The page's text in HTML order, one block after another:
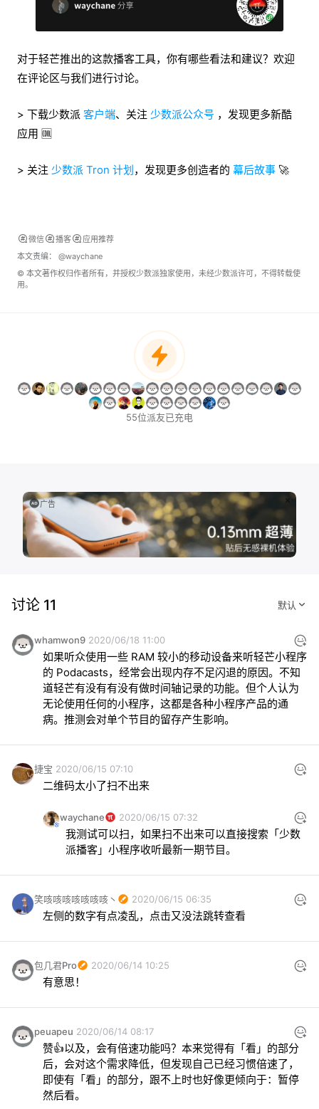
对于轻芒推出的这款播客工具，你有哪些看法和建议？欢迎
在评论区与我们进行讨论。
> 下载少数派 客户端、关注 少数派公众号 ，发现更多新酷
应用 🆒
> 关注 少数派 Tron 计划 ，发现更多创造者的 幕后故事 🚀
微信 播客
应用推荐
本文责编： @waychane
© 本文著作权归作者所有，并授权少数派独家使用，未经少数派许可，不得转载使
用。
55位派友已充电
广告
讨论 11
whamwon9 2020/06/18 11:00
如果听众使用一些 RAM 较小的移动设备来听轻芒小程序
的 Podacasts，经常会出现内存不足闪退的原因。不知
道轻芒有没有有没有做时间轴记录的功能。但个人认为
无论使用任何的小程序，这都是各种小程序产品的通
病。推测会对单个节目的留存产生影响。
捷宝 2020/06/15 07:10
二维码太小了扫不出来
waychane 2020/06/15 07:32
我测试可以扫，如果扫不出来可以直接搜索「少数
派播客」小程序收听最新一期节目。
笑咳咳咳咳咳咳咳丶 2020/06/15 06:35
左侧的数字有点凌乱，点击又没法跳转查看
包几君Pro 2020/06/14 10:25
有意思！
peuapeu 2020/06/14 08:17
赞👍以及，会有倍速功能吗？本来觉得有「看」的部分
后，会对这个需求降低，但发现自己已经习惯倍速了，
即使有「看」的部分，跟不上时也好像更倾向于：暂停
然后看。